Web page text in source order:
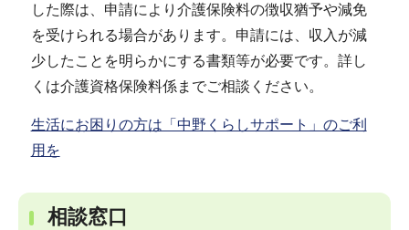
した際は、申請により介護保険料の徴収猶予や減免
を受けられる場合があります。申請には、収入が減
少したことを明らかにする書類等が必要です。詳し
くは介護資格保険料係までご相談ください。
生活にお困りの方は「中野くらしサポート」のご利
用を
相談窓口